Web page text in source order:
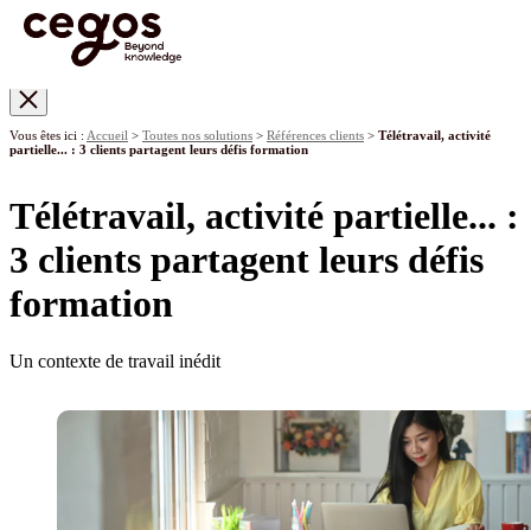
Vous êtes ici : Accueil > Toutes nos solutions > Références clients > Télétravail, activité
partielle... : 3 clients partagent leurs défis formation
Télétravail, activité partielle... :
3 clients partagent leurs défis
formation
Un contexte de travail inédit